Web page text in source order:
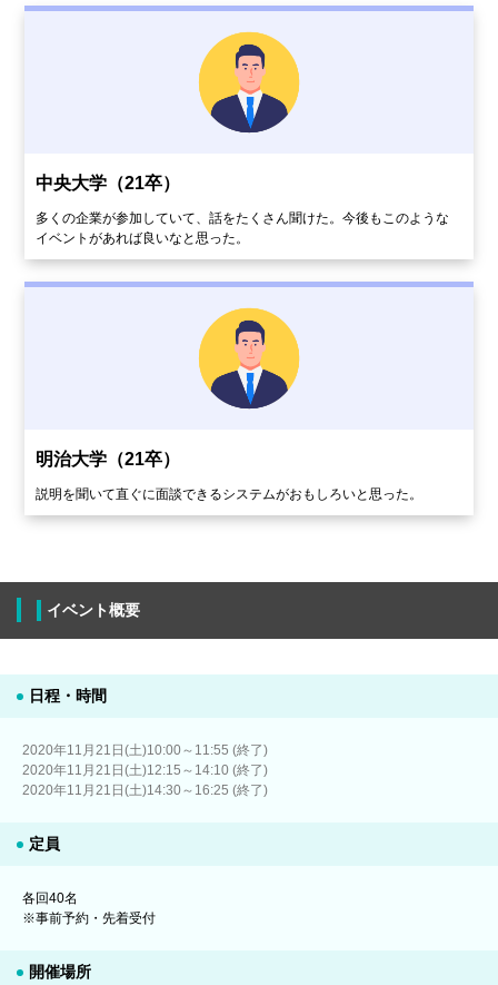
中央大学（21卒）
多くの企業が参加していて、話をたくさん聞けた。今後もこのような
イベントがあれば良いなと思った。
明治大学（21卒）
説明を聞いて直ぐに面談できるシステムがおもしろいと思った。
イベント概要
日程・時間
2020年11月21日(土)10:00～11:55 (終了)
2020年11月21日(土)12:15～14:10 (終了)
2020年11月21日(土)14:30～16:25 (終了)
定員
各回40名
※事前予約・先着受付
開催場所